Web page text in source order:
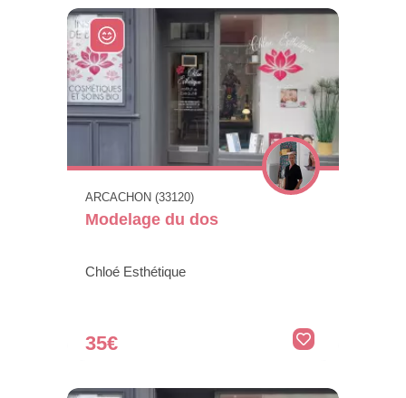
ARCACHON (33120)
Modelage du dos
Chloé Esthétique
35€